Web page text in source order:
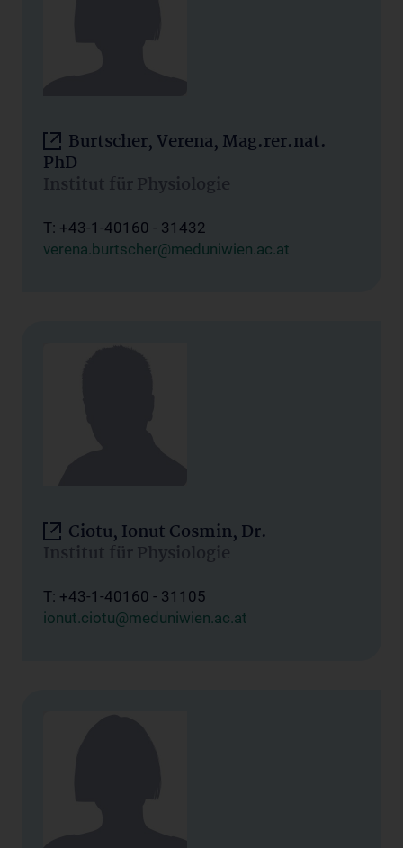
Burtscher, Verena, Mag.rer.nat.
PhD
Institut für Physiologie
T: +43-1-40160 - 31432
verena.burtscher@meduniwien.ac.at
Ciotu, Ionut Cosmin, Dr.
Institut für Physiologie
T: +43-1-40160 - 31105
ionut.ciotu@meduniwien.ac.at